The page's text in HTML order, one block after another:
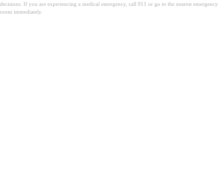
decisions. If you are experiencing a medical emergency, call 911 or go to the nearest emergency
room immediately.